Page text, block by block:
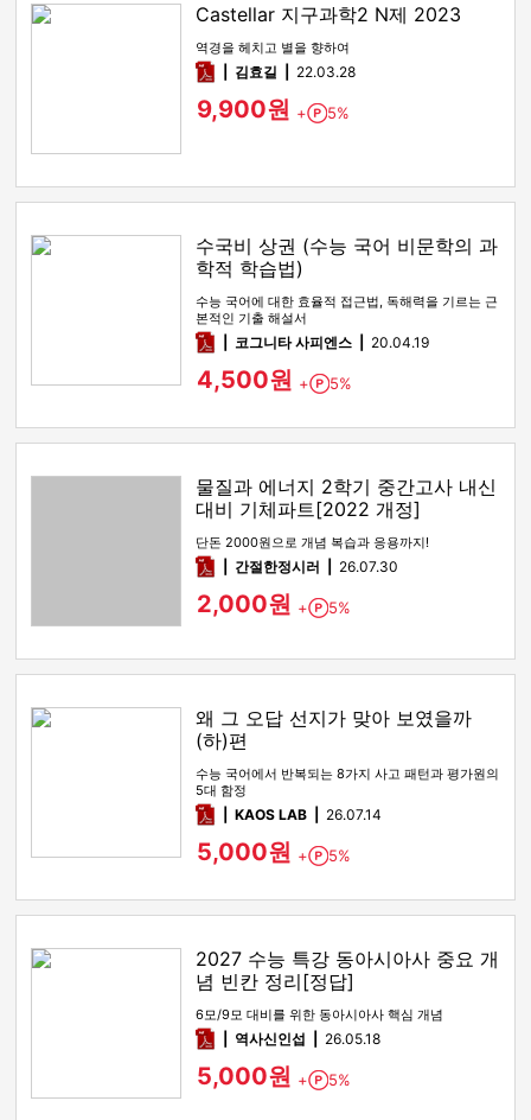
Castellar 지구과학2 N제 2023
역경을 헤치고 별을 향하여
pdf김효길 22.03.28
9,900원 + Point
5%
수국비 상권 (수능 국어 비문학의 과
학적 학습법)
수능 국어에 대한 효율적 접근법, 독해력을 기르는 근
본적인 기출 해설서
pdf코그니타 사피엔스 20.04.19
4,500원 + Point
5%
물질과 에너지 2학기 중간고사 내신
대비 기체파트[2022 개정]
단돈 2000원으로 개념 복습과 응용까지!
pdf간절한정시러 26.07.30
2,000원 + Point
5%
왜 그 오답 선지가 맞아 보였을까
(하)편
수능 국어에서 반복되는 8가지 사고 패턴과 평가원의
5대 함정
pdfKAOS LAB 26.07.14
5,000원 + Point
5%
2027 수능 특강 동아시아사 중요 개
념 빈칸 정리[정답]
6모/9모 대비를 위한 동아시아사 핵심 개념
pdf역사신인섭 26.05.18
5,000원 + Point
5%